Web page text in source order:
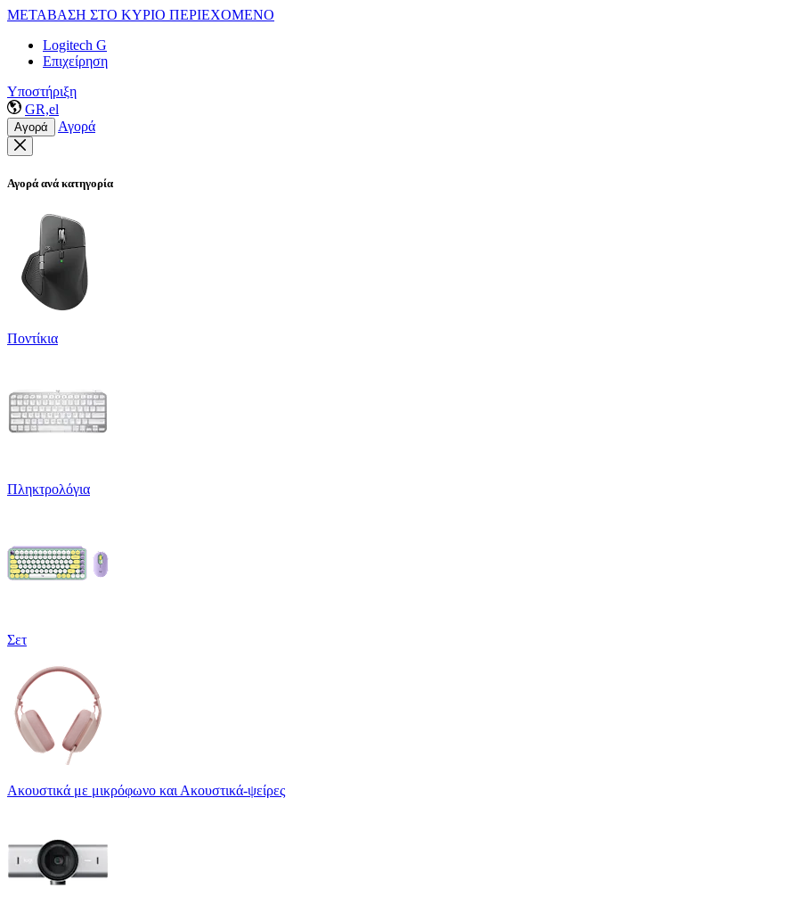
ΜΕΤΑΒΑΣΗ ΣΤΟ ΚΥΡΙΟ ΠΕΡΙΕΧΟΜΕΝΟ
Logitech G
Επιχείρηση
Υποστήριξη
GR,el
Αγορά Αγορά
Αγορά ανά κατηγορία
Ποντίκια
Πληκτρολόγια
Σετ
Ακουστικά με μικρόφωνο και Ακουστικά-ψείρες